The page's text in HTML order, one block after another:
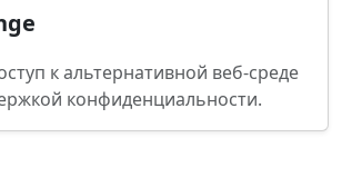
к альтернативной веб-среде
конфиденциальности.